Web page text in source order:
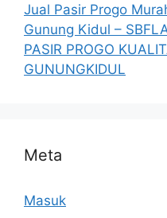
Jual Pasir Progo
Gunung Kidul –
PASIR PROGO
GUNUNGKIDUL
Meta
Masuk